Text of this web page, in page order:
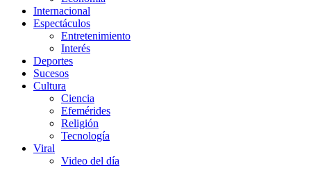
Internacional
Espectáculos
Entretenimiento
Interés
Deportes
Sucesos
Cultura
Ciencia
Efemérides
Religión
Tecnología
Viral
Video del día